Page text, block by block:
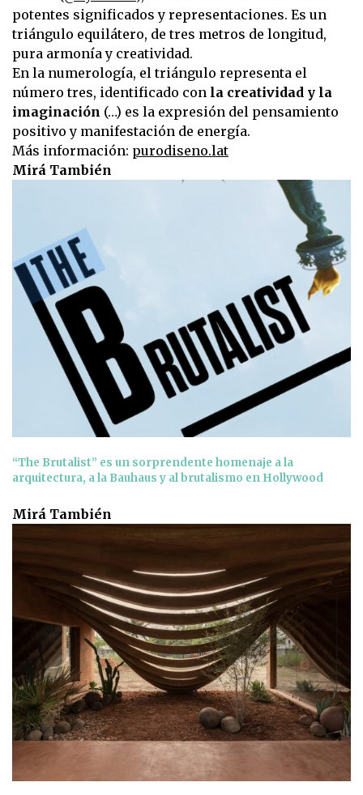
potentes significados y representaciones. Es un
triángulo equilátero, de tres metros de longitud,
pura armonía y creatividad.
En la numerología, el triángulo representa el
número tres, identificado con la creatividad y la
imaginación (…) es la expresión del pensamiento
positivo y manifestación de energía.
Más información: purodiseno.lat
Mirá También
“The Brutalist” es un sorprendente homenaje a la
arquitectura, a la Bauhaus y al brutalismo en Hollywood
Mirá También